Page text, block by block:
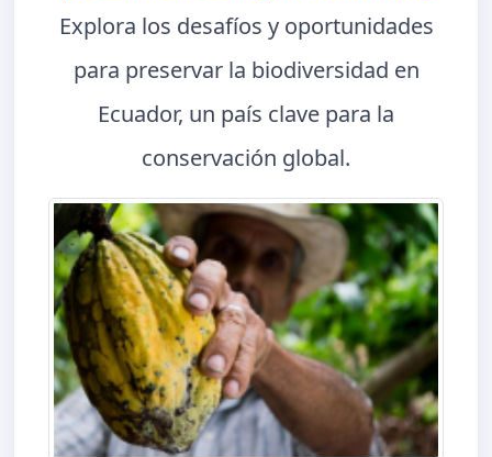
Explora los desafíos y oportunidades
para preservar la biodiversidad en
Ecuador, un país clave para la
conservación global.